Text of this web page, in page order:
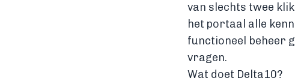
van slechts twee
het portaal alle
functioneel beheer
vragen.
Wat doet Delta10?